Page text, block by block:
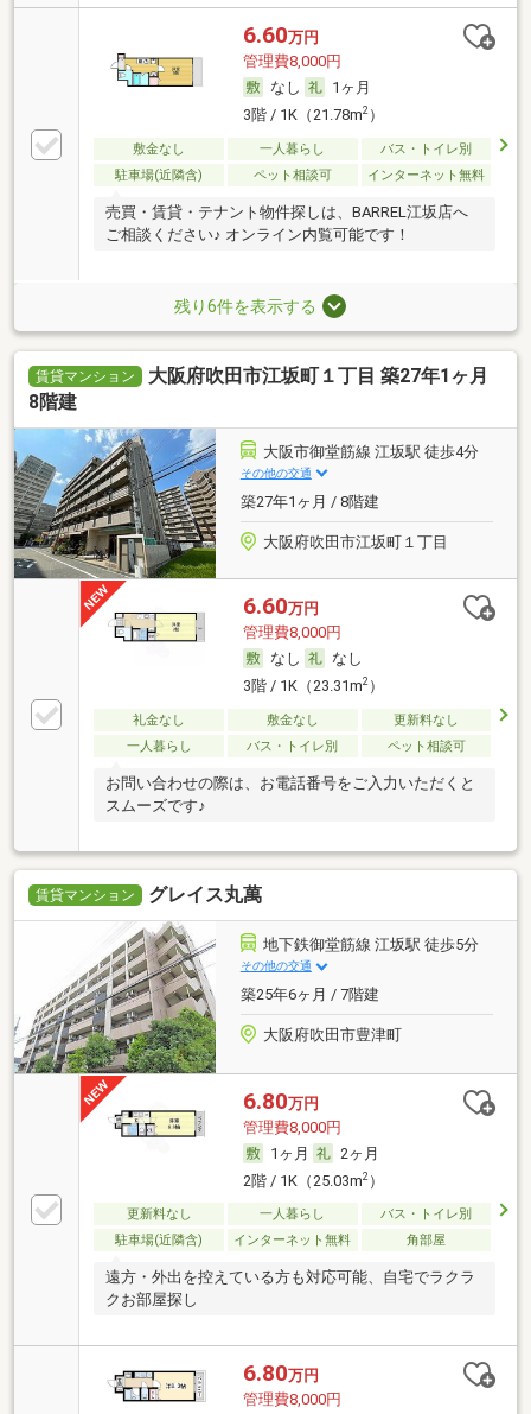
6.60万円
管理費8,000円
なし
1ヶ月
3階 / 1K（21.78m2）
敷金なし 一人暮らし
バス・トイレ別
駐車場(近隣含)
ペット相談可 インターネット無料
売買・賃貸・テナント物件探しは、BARREL江坂店へ
ご相談ください♪ オンライン内覧可能です！
残り6件を表示する
賃貸マンション
大阪府吹田市江坂町１丁目 築27年1ヶ月
8階建
大阪市御堂筋線 江坂駅 徒歩4分
その他の交通
築27年1ヶ月 / 8階建
大阪府吹田市江坂町１丁目
6.60万円
管理費8,000円
なし
なし
3階 / 1K（23.31m2）
礼金なし 敷金なし
更新料なし
一人暮らし
バス・トイレ別 ペット相談可
お問い合わせの際は、お電話番号をご入力いただくと
スムーズです♪
賃貸マンション グレイス丸萬
地下鉄御堂筋線 江坂駅 徒歩5分
その他の交通
築25年6ヶ月 / 7階建
大阪府吹田市豊津町
6.80万円
管理費8,000円
1ヶ月
2ヶ月
2階 / 1K（25.03m2）
更新料なし 一人暮らし
バス・トイレ別
駐車場(近隣含)
インターネット無料 角部屋
遠方・外出を控えている方も対応可能、自宅でラクラ
クお部屋探し
6.80万円
管理費8,000円